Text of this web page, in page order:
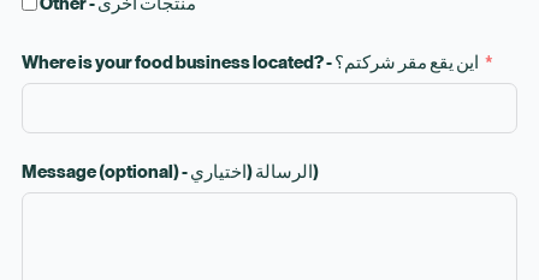
Message (optional) - الرسالة (اختياري)